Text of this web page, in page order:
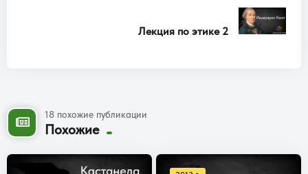
Лекция по этике 2
18 похожие публикации
Похожие